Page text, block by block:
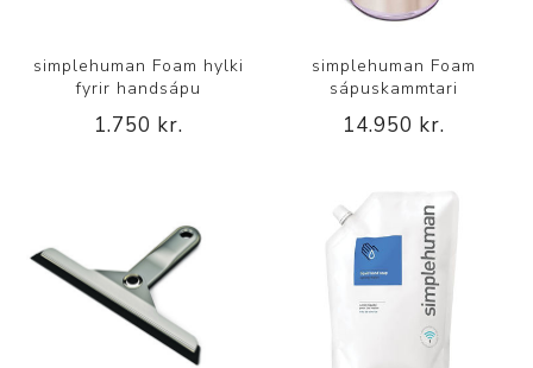
simplehuman Foam hylki
fyrir handsápu
1.750 kr.
simplehuman Foam
sápuskammtari
14.950 kr.